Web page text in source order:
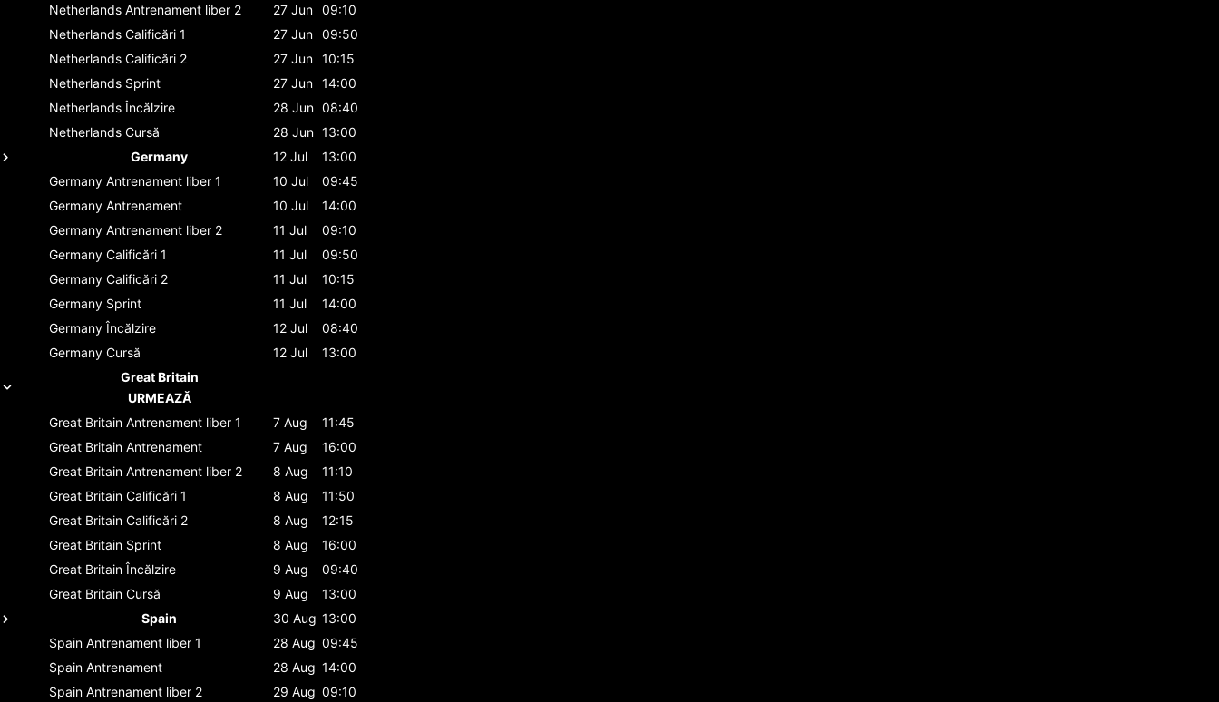
Netherlands Antrenament liber 2 27 Jun 09:10
Netherlands Calificări 1 27 Jun 09:50
Netherlands Calificări 2 27 Jun 10:15
Netherlands Sprint 27 Jun 14:00
Netherlands Încălzire 28 Jun 08:40
Netherlands Cursă 28 Jun 13:00
Germany
12 Jul
13:00
Germany Antrenament liber 1 10 Jul
09:45
Germany Antrenament 10 Jul
14:00
Germany Antrenament liber 2 11 Jul
09:10
Germany Calificări 1 11 Jul
09:50
Germany Calificări 2 11 Jul
10:15
Germany Sprint 11 Jul
14:00
Germany Încălzire 12 Jul
08:40
Germany Cursă 12 Jul
13:00
Great Britain
URMEAZĂ
Great Britain Antrenament liber 1 7 Aug
11:45
Great Britain Antrenament 7 Aug
16:00
Great Britain Antrenament liber 2 8 Aug
11:10
Great Britain Calificări 1 8 Aug
11:50
Great Britain Calificări 2 8 Aug
12:15
Great Britain Sprint 8 Aug
16:00
Great Britain Încălzire 9 Aug
09:40
Great Britain Cursă 9 Aug
13:00
Spain
30 Aug 13:00
Spain Antrenament liber 1 28 Aug 09:45
Spain Antrenament 28 Aug 14:00
Spain Antrenament liber 2 29 Aug 09:10